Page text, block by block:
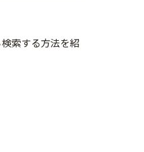
索する方法を紹